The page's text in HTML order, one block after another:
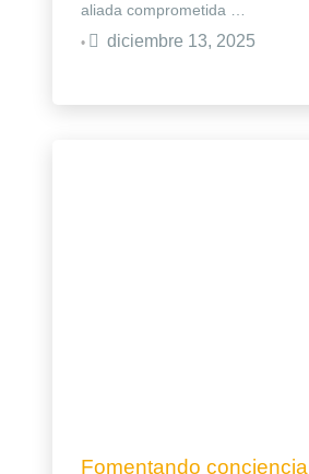
aliada comprometida …
• diciembre 13, 2025
Fomentando